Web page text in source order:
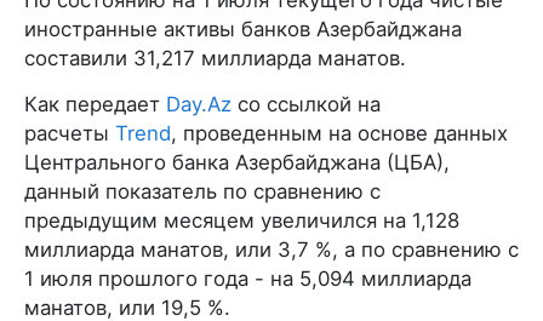
иностранные активы банков Азербайджана
составили 31,217 миллиарда манатов.
Как передает Day.Az со ссылкой на
расчеты Trend, проведенным на основе данных
Центрального банка Азербайджана (ЦБА),
данный показатель по сравнению с
предыдущим месяцем увеличился на 1,128
миллиарда манатов, или 3,7 %, а по сравнению с
1 июля прошлого года - на 5,094 миллиарда
манатов, или 19,5 %.